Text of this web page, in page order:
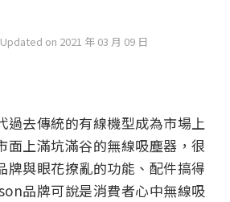
on 2021 年 03 月 09 日
過去傳統的有線機型成為市場上
面上滿坑滿谷的無線吸塵器，很
牌與眼花撩亂的功能、配件搞得
品牌可說是消費者心中無線吸